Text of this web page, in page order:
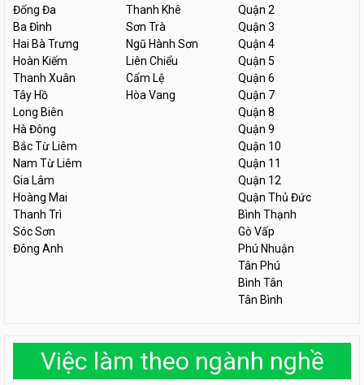
Đống Đa
Ba Đình
Hai Bà Trưng
Hoàn Kiếm
Thanh Xuân
Tây Hồ
Long Biên
Hà Đông
Bắc Từ Liêm
Nam Từ Liêm
Gia Lâm
Hoàng Mai
Thanh Trì
Sóc Sơn
Đông Anh
Thanh Khê
Sơn Trà
Ngũ Hành Sơn
Liên Chiểu
Cẩm Lệ
Hòa Vang
Quận 2
Quận 3
Quận 4
Quận 5
Quận 6
Quận 7
Quận 8
Quận 9
Quận 10
Quận 11
Quận 12
Quận Thủ Đức
Bình Thạnh
Gò Vấp
Phú Nhuận
Tân Phú
Bình Tân
Tân Bình
Việc làm theo ngành nghề